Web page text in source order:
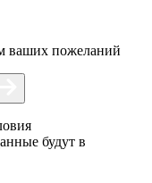
ваших пожеланий
будут в